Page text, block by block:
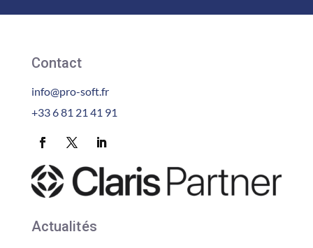
Contact
info@pro-soft.fr
+33 6 81 21 41 91
Actualités